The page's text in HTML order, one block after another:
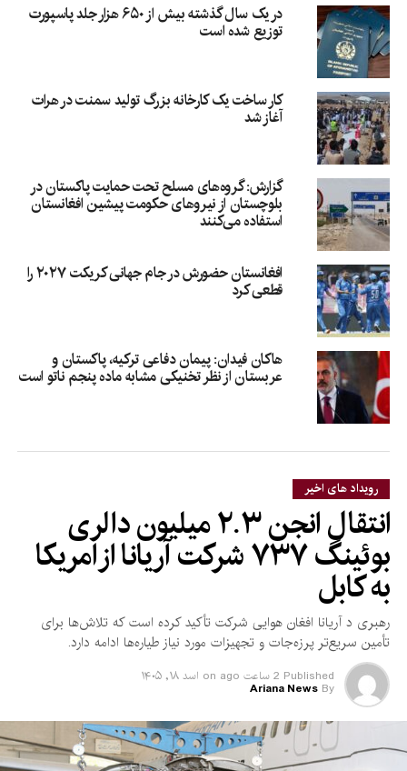
در یک سال گذشته بیش از ۶۵۰ هزار جلد پاسپورت
توزیع شده است
کار ساخت یک کارخانه بزرگ تولید سمنت در هرات
آغاز شد
گزارش: گروه‌های مسلح تحت حمایت پاکستان در
بلوچستان از نیروهای حکومت پیشین افغانستان
استفاده می‌کنند
افغانستان حضورش در جام جهانی کریکت ۲۰۲۷ را
قطعی کرد
هاکان فیدان: پیمان دفاعی ترکیه، پاکستان و
عربستان از نظر تخنیکی مشابه ماده پنجم ناتو است
رویداد های اخیر
انتقال انجن ۲.۳ میلیون دالری
بوئینگ ۷۳۷ شرکت آریانا از امریکا
به کابل
رهبری د آریانا افغان هوایی شرکت تأکید کرده است که تلاش‌ها برای
تأمین سریع‌تر پرزه‌جات و تجهیزات مورد نیاز طیاره‌ها ادامه دارد.
Published 2 ساعت ago on اسد ۱۸, ۱۴۰۵
By
Ariana News